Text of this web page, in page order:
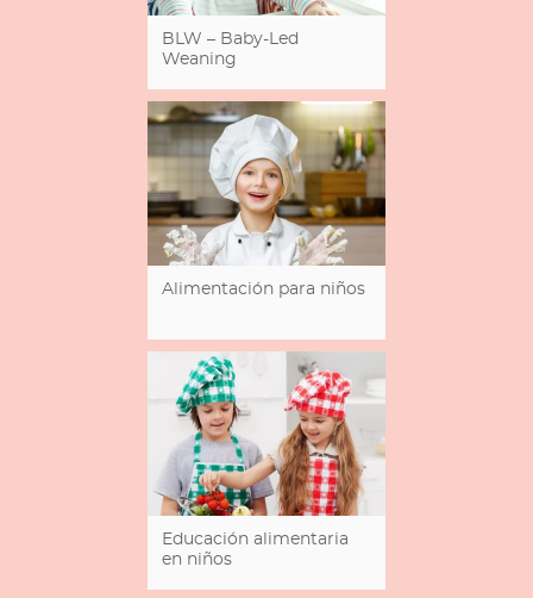
BLW – Baby-Led
Weaning
Alimentación para niños
Educación alimentaria
en niños